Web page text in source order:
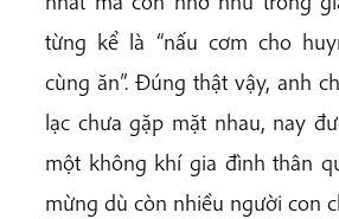
từng kể là “nấu cơm cho
cùng ăn”. Đúng thật vậy, anh
lạc chưa gặp mặt nhau, nay
một không khí gia đình thân
mừng dù còn nhiều người con